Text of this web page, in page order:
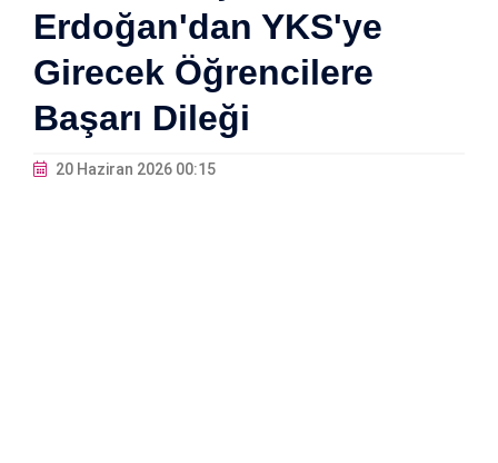
Erdoğan'dan YKS'ye
Girecek Öğrencilere
Başarı Dileği
20 Haziran 2026 00:15